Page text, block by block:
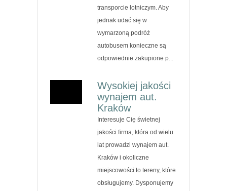
transporcie lotniczym. Aby
jednak udać się w
wymarzoną podróż
autobusem konieczne są
odpowiednie zakupione p...
Wysokiej jakości
wynajem aut.
Kraków
Interesuje Cię świetnej
jakości firma, która od wielu
lat prowadzi wynajem aut.
Kraków i okoliczne
miejscowości to tereny, które
obsługujemy. Dysponujemy